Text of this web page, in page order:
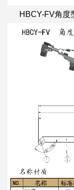
HBCY-FV角度